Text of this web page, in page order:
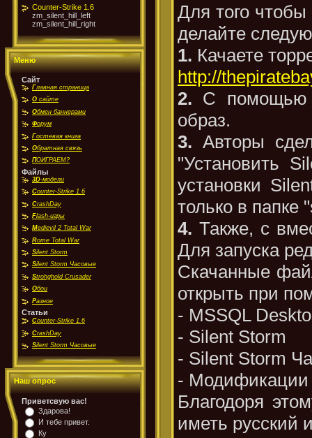
Counter-Strike 1.6
zm_silent_hill_left
zm_silent_hill_right
Меню
Сайт
Главная страница
О сайте
Обмен баннерами
Форум
Гостевая книга
Обратная связь
ПОИГРАЕМ?
Файлы
3D-модели
Counter-Strike 1.6
CrashDay
Flash-игры
Medievil 2 Total War
Rome Total War
Silent Storm
Silent Storm Часовые
Strohghold Crusader
Обои
Разное
Статьи
Counter-Strike 1.6
CrashDay
Silent Storm Часовые
Наш опрос
Приветсвую вас!
Здарова!
И тебе привет.
Ку
Для того
делайте
1. Качаете
http://
2. С помощью
образ.
3. Авторы
"Установить
установки
только в папке
4.Также, с
Для запуска
Скачанные
открыть при
- MSSQL
- Silent Storm
- Silent Storm
- Модификации
Благодоря
иметь русский